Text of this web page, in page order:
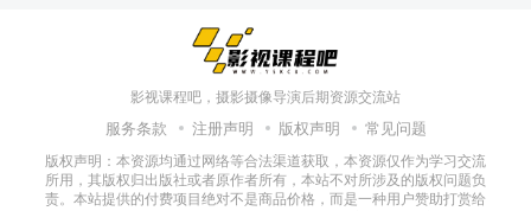
影视课程吧，摄影摄像导演后期资源交流站
服务条款 注册声明 版权声明 常见问题
版权声明：本资源均通过网络等合法渠道获取，本资源仅作为学习交流
所用，其版权归出版社或者原作者所有，本站不对所涉及的版权问题负
责。本站提供的付费项目绝对不是商品价格，而是一种用户赞助打赏给